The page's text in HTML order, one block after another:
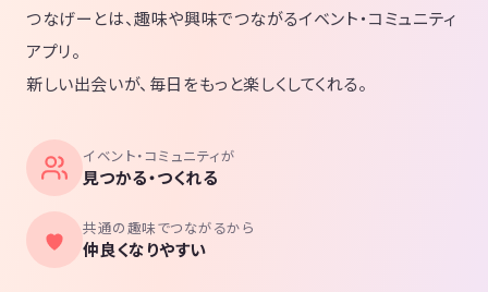
つなげーとは、趣味や興味でつながるイベント・コミュニティ
アプリ。
新しい出会いが、毎日をもっと楽しくしてくれる。
イベント・コミュニティが
見つかる・つくれる
共通の趣味でつながるから
仲良くなりやすい